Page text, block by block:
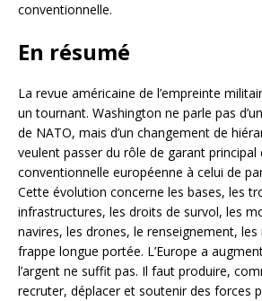
conventionnelle.
En résumé
La revue américaine de l’empreinte
un tournant. Washington ne parle pas
de NATO, mais d’un changement de
veulent passer du rôle de garant principal
conventionnelle européenne à celui de
Cette évolution concerne les bases, les
infrastructures, les droits de survol, les
navires, les drones, le renseignement,
frappe longue portée. L’Europe a
l’argent ne suffit pas. Il faut produire,
recruter, déplacer et soutenir des forces